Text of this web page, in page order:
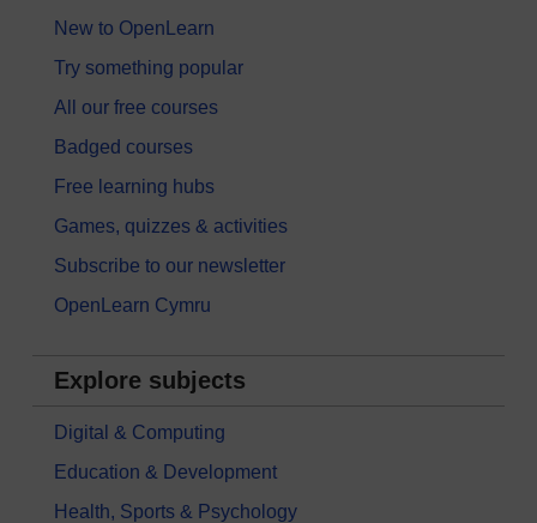
New to OpenLearn
Try something popular
All our free courses
Badged courses
Free learning hubs
Games, quizzes & activities
Subscribe to our newsletter
OpenLearn Cymru
Explore subjects
Digital & Computing
Education & Development
Health, Sports & Psychology